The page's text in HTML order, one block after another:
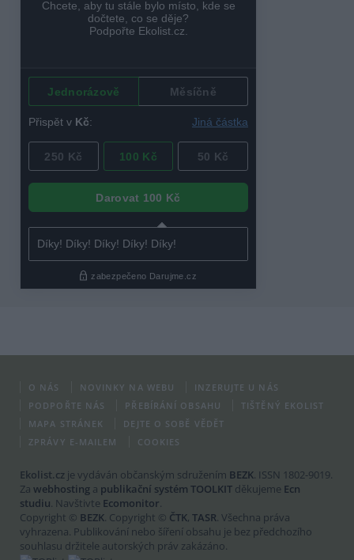
O NÁS NOVINKY NA WEBU
INZERUJTE U NÁS
PODPOŘTE NÁS
PŘEBÍRÁNÍ OBSAHU
TIŠTĚNÝ EKOLIST
MAPA STRÁNEK
DEJTE O SOBĚ VĚDĚT
ZPRÁVY E-MAILEM
COOKIES
Ekolist.cz je vydáván občanským sdružením BEZK. ISSN 1802-9019.
Za webhosting a publikační systém TOOLKIT děkujeme Ecn
studiu. Navštivte Ecomonitor.
Copyright © BEZK. Copyright © ČTK, TASR. Všechna práva
vyhrazena. Publikování nebo šíření obsahu je bez předchozího
souhlasu držitele autorských práv zakázáno.